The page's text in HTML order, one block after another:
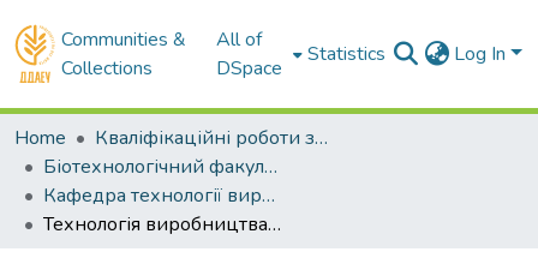
Communities &
Collections
All of
DSpace
Statistics Log In
Home
Кваліфікаційні роботи здобувачів вищої освіти
Біотехнологічний факультет
Кафедра технології виробництва і переробки продукції тваринництва. Бакалаври
Технологія виробництва молока в сільськогосподарському приватному підприємстві «Чумаки» Дніпровського району Дніпропетровської області